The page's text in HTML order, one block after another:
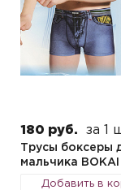
180 руб. за 1
Трусы боксеры
мальчика BOKAI
Добавить в